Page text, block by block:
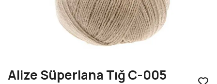
Alize Süperlana Tığ C-005